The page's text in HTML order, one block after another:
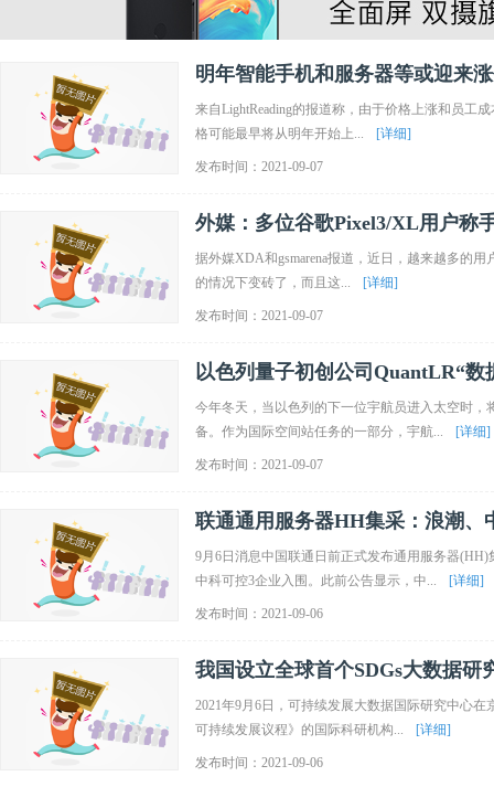
明年智能手机和服务器等或迎来
来自LightReading的报道称，由于价格上涨和员工
格可能最早将从明年开始上...
[详细]
发布时间：2021-09-07
外媒：多位谷歌Pixel3/XL用户称
据外媒XDA和gsmarena报道，近日，越来越多的
的情况下变砖了，而且这...
[详细]
发布时间：2021-09-07
以色列量子初创公司QuantLR“
安全
今年冬天，当以色列的下一位宇航员进入太空时，
备。作为国际空间站任务的一部分，宇航...
[详细]
发布时间：2021-09-07
联通通用服务器HH集采：浪潮、
9月6日消息中国联通日前正式发布通用服务器
中科可控3企业入围。此前公告显示，中...
[详细]
发布时间：2021-09-06
我国设立全球首个SDGs大数据研
2021年9月6日，可持续发展大数据国际研究中心
可持续发展议程》的国际科研机构...
[详细]
发布时间：2021-09-06